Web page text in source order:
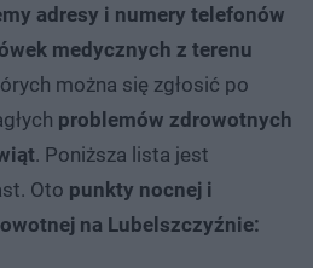
adresy i numery telefonów
medycznych z terenu
można się zgłosić po
problemów zdrowotnych
. Poniższa lista jest
Oto punkty nocnej i
na Lubelszczyźnie: